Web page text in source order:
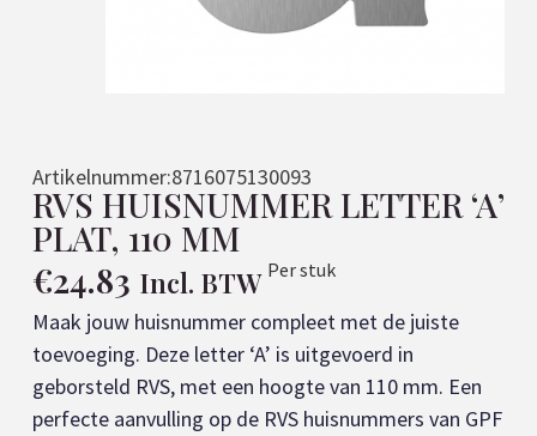
Artikelnummer:8716075130093
RVS HUISNUMMER LETTER ‘A’
PLAT, 110 MM
€24.83 Incl. BTW Per stuk
Maak jouw huisnummer compleet met de juiste
toevoeging. Deze letter ‘A’ is uitgevoerd in
geborsteld RVS, met een hoogte van 110 mm. Een
perfecte aanvulling op de RVS huisnummers van GPF